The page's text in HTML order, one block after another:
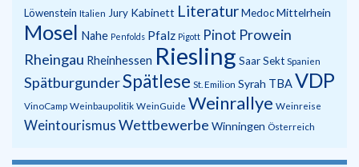
Löwenstein Italien Jury Kabinett LiteraturMedocMittelrhein
Mosel Nahe Penfolds Pfalz Pigott Pinot Prowein
Rheingau Rheinhessen Riesling SaarSekt Spanien
SpätburgunderSpätlese St. Emilion Syrah TBAVDP
VinoCamp Weinbaupolitik WeinGuide Weinrallye Weinreise
Weintourismus Wettbewerbe Winningen Österreich